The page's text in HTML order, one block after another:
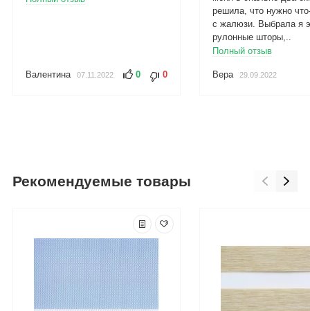
Валентина 07.11.2022 0 0
решила, что нужно
с жалюзи. Выбрала я
рулонные шторы,..
Полный отзыв
Вера 29.09.2022
Рекомендуемые товары